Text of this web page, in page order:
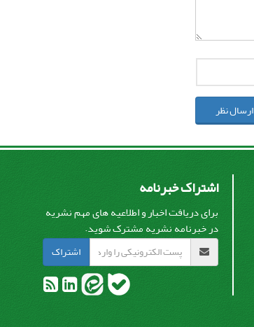
ارسال نظر
اشتراک خبرنامه
برای دریافت اخبار و اطلاعیه های مهم نشریه
در خبرنامه نشریه مشترک شوید.
اشتراک